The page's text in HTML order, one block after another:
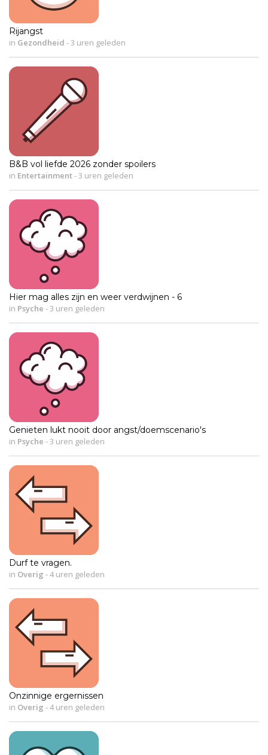
Rijangst
in Gezondheid - 3 uren geleden
B&B vol liefde 2026 zonder spoilers
in Entertainment- 3 uren geleden
Hier mag alles zijn en weer verdwijnen - 6
in Psyche - 3 uren geleden
Genieten lukt nooit door angst/doemscenario's
in Psyche - 3 uren geleden
Durf te vragen.
in Overig -4 uren geleden
Onzinnige ergernissen
in Overig -4 uren geleden